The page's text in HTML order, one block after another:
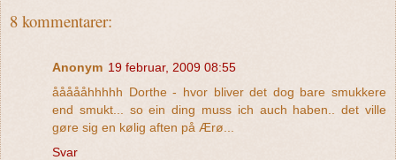
8 kommentarer:
Anonym 19 februar, 2009 08:55
åååååhhhhh Dorthe - hvor bliver det dog bare smukkere
end smukt... so ein ding muss ich auch haben.. det ville
gøre sig en kølig aften på Ærø...
Svar